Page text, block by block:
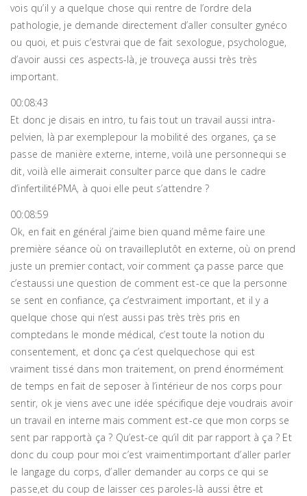
vois qu’il y a quelque chose qui rentre de l’ordre dela
pathologie, je demande directement d’aller consulter gynéco
ou quoi, et puis c’estvrai que de fait sexologue, psychologue,
d’avoir aussi ces aspects-là, je trouveça aussi très très
important.
00:08:43
Et donc je disais en intro, tu fais tout un travail aussi intra-
pelvien, là par exemplepour la mobilité des organes, ça se
passe de manière externe, interne, voilà une personnequi se
dit, voilà elle aimerait consulter parce que dans le cadre
d’infertilitéPMA, à quoi elle peut s’attendre ?
00:08:59
Ok, en fait en général j’aime bien quand même faire une
première séance où on travailleplutôt en externe, où on prend
juste un premier contact, voir comment ça passe parce que
c’estaussi une question de comment est-ce que la personne
se sent en confiance, ça c’estvraiment important, et il y a
quelque chose qui n’est aussi pas très très pris en
comptedans le monde médical, c’est toute la notion du
consentement, et donc ça c’est quelquechose qui est
vraiment tissé dans mon traitement, on prend énormément
de temps en fait de seposer à l’intérieur de nos corps pour
sentir, ok je viens avec une idée spécifique deje voudrais avoir
un travail en interne mais comment est-ce que mon corps se
sent par rapportà ça ? Qu’est-ce qu’il dit par rapport à ça ? Et
donc du coup pour moi c’est vraimentimportant d’aller parler
le langage du corps, d’aller demander au corps ce qui se
passe,et du coup de laisser ces paroles-là aussi être et